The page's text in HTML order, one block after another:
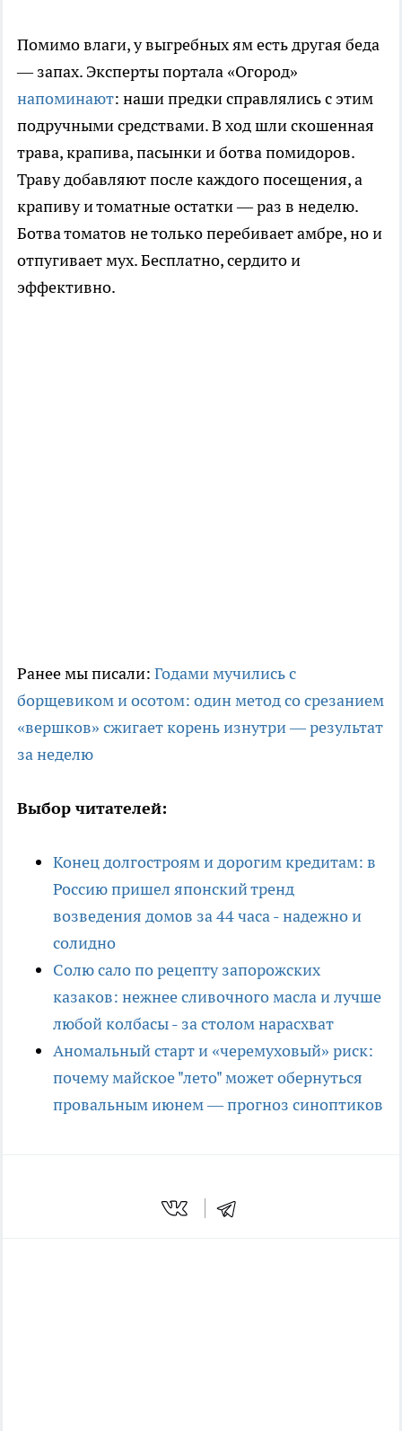
Помимо влаги, у выгребных ям есть другая беда
— запах. Эксперты портала «Огород»
напоминают: наши предки справлялись с этим
подручными средствами. В ход шли скошенная
трава, крапива, пасынки и ботва помидоров.
Траву добавляют после каждого посещения, а
крапиву и томатные остатки — раз в неделю.
Ботва томатов не только перебивает амбре, но и
отпугивает мух. Бесплатно, сердито и
эффективно.
Ранее мы писали: Годами мучились с
борщевиком и осотом: один метод со срезанием
«вершков» сжигает корень изнутри — результат
за неделю
Выбор читателей:
Конец долгостроям и дорогим кредитам: в
Россию пришел японский тренд
возведения домов за 44 часа - надежно и
солидно
Солю сало по рецепту запорожских
казаков: нежнее сливочного масла и лучше
любой колбасы - за столом нарасхват
Аномальный старт и «черемуховый» риск:
почему майское "лето" может обернуться
провальным июнем — прогноз синоптиков